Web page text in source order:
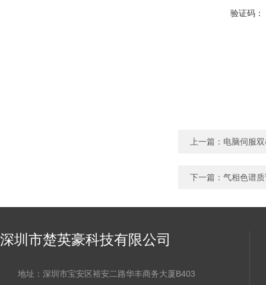
验证码：
上一篇： 电脑伺服
下一篇： 气相色谱
深圳市楚英豪科技有限公司
地址：深圳市宝安区裕安二路华丰商务大厦B403